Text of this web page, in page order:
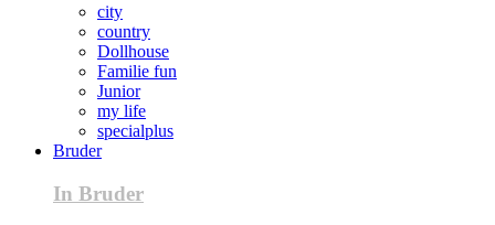
city
country
Dollhouse
Familie fun
Junior
my life
specialplus
Bruder
In Bruder